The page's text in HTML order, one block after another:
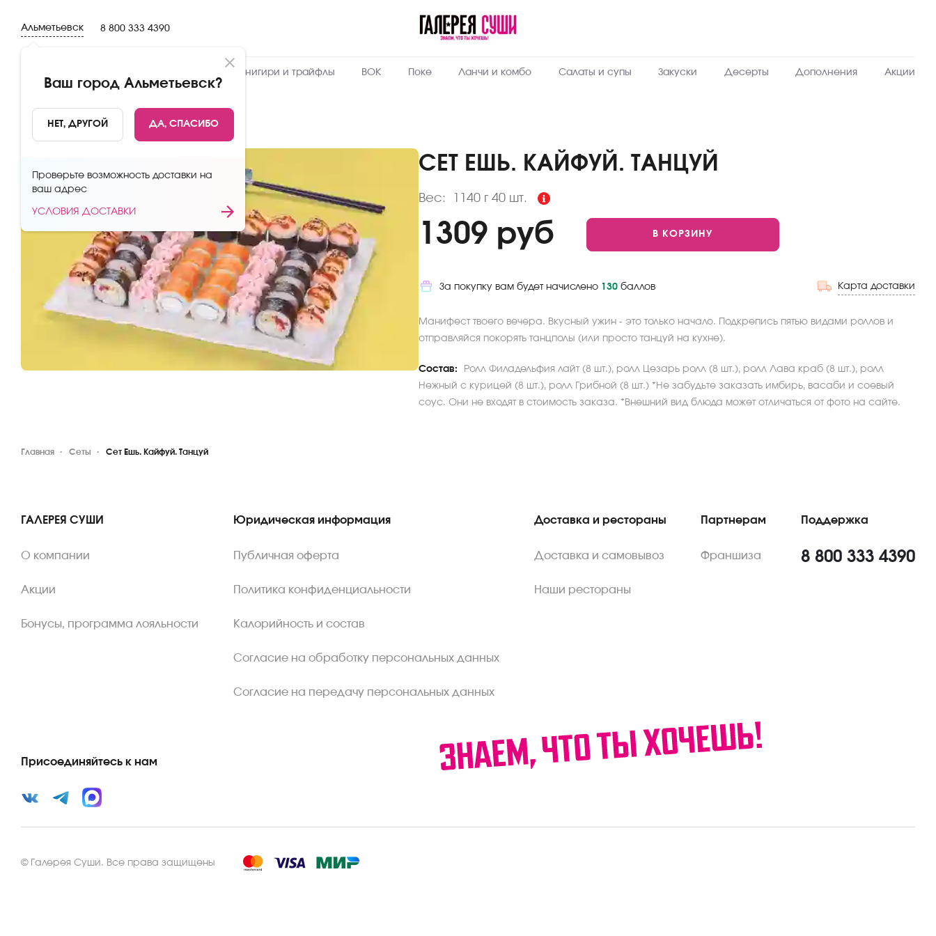
Альметьевск
Ваш город Альметьевск?
НЕТ, ДРУГОЙ ДА, СПАСИБО
Проверьте возможность доставки на
ваш адрес
УСЛОВИЯ ДОСТАВКИ
8 800 333 4390
Онигири и трайфлы ВОК Поке Ланчи и комбо Салаты и супы Закуски Десерты Дополнения Акции
НАЗАД
СЕТ ЕШЬ. КАЙФУЙ. ТАНЦУЙ
Вес: 1140 г40 шт.
Пищевая
1140
Вес, г
239.7
Ккал
1309 руб В КОРЗИНУ
За покупку вам будет начислено 130 баллов Карта доставки
Манифест твоего вечера. Вкусный ужин - это только начало. Подкрепись пятью видами роллов и
отправляйся покорять танцполы (или просто танцуй на кухне).
Состав:
Ролл Филадельфия лайт (8 шт.), ролл Цезарь ролл (8 шт.), ролл Лава краб (8 шт.), ролл
Нежный с курицей (8 шт.), ролл Грибной (8 шт.) *Не забудьте заказать имбирь, васаби и соевый
соус. Они не входят в стоимость заказа. *Внешний вид блюда может отличаться от фото на сайте.
Главная Сеты Сет Ешь. Кайфуй. Танцуй
ГАЛЕРЕЯ СУШИ
О компании
Акции
Бонусы, программа лояльности
Юридическая информация
Публичная оферта
Политика конфиденциальности
Калорийность и состав
Согласие на обработку персональных данных
Согласие на передачу персональных данных
Доставка и рестораны
Доставка и самовывоз
Наши рестораны
Партнерам
Франшиза
Поддержка
8 800 333 4390
Присоединяйтесь к нам
© Галерея Суши. Все права защищены